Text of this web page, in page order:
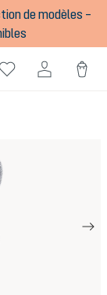
de modèles –